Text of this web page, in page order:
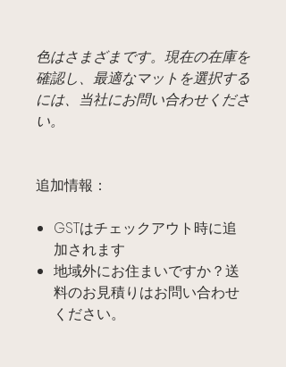
色はさまざまです。現在の在庫を
確認し、最適なマットを選択する
には、当社にお問い合わせくださ
い。
追加情報：
GSTはチェックアウト時に追
加されます
地域外にお住まいですか？送
料のお見積りはお問い合わせ
ください。